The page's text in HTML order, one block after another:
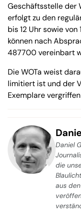
Geschäftsstelle der
erfolgt zu den
bis 12 Uhr sowie von
können nach
487700 vereinbart
Die WOTa weist
limitiert ist und der
Exemplare
Daniel
die
aus